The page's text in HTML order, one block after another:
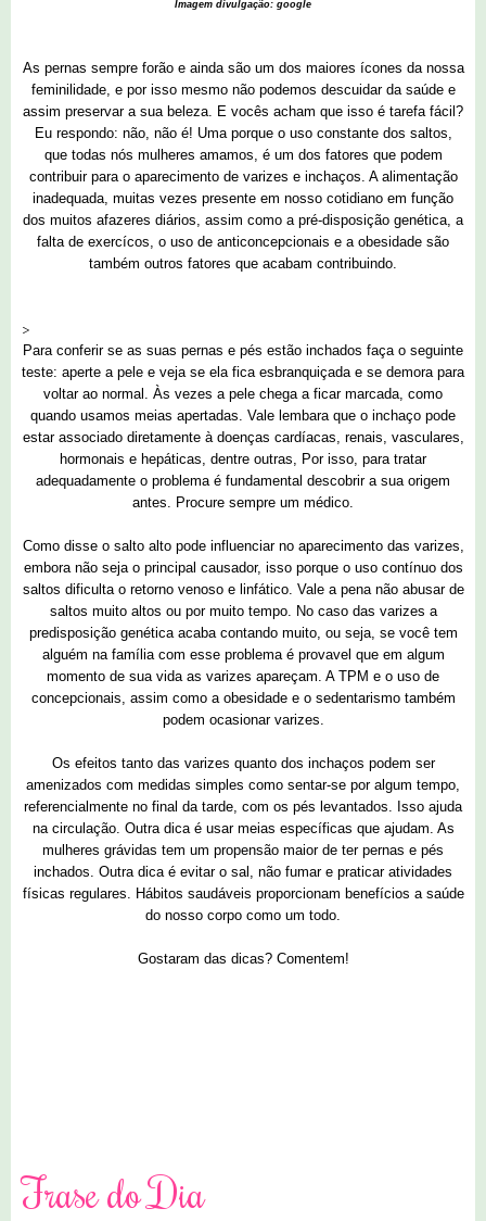
Imagem divulgação: google
As pernas sempre forão e ainda são um dos maiores ícones da nossa
feminilidade, e por isso mesmo não podemos descuidar da saúde e
assim preservar a sua beleza. E vocês acham que isso é tarefa fácil?
Eu respondo: não, não é! Uma porque o uso constante dos saltos,
que todas nós mulheres amamos, é um dos fatores que podem
contribuir para o aparecimento de varizes e inchaços. A alimentação
inadequada, muitas vezes presente em nosso cotidiano em função
dos muitos afazeres diários, assim como a pré-disposição genética, a
falta de exercícos, o uso de anticoncepcionais e a obesidade são
também outros fatores que acabam contribuindo.
>
Para conferir se as suas pernas e pés estão inchados faça o seguinte
teste: aperte a pele e veja se ela fica esbranquiçada e se demora para
voltar ao normal. Às vezes a pele chega a ficar marcada, como
quando usamos meias apertadas. Vale lembara que o inchaço pode
estar associado diretamente à doenças cardíacas, renais, vasculares,
hormonais e hepáticas, dentre outras, Por isso, para tratar
adequadamente o problema é fundamental descobrir a sua origem
antes. Procure sempre um médico.
Como disse o salto alto pode influenciar no aparecimento das varizes,
embora não seja o principal causador, isso porque o uso contínuo dos
saltos dificulta o retorno venoso e linfático. Vale a pena não abusar de
saltos muito altos ou por muito tempo. No caso das varizes a
predisposição genética acaba contando muito, ou seja, se você tem
alguém na família com esse problema é provavel que em algum
momento de sua vida as varizes apareçam. A TPM e o uso de
concepcionais, assim como a obesidade e o sedentarismo também
podem ocasionar varizes.
Os efeitos tanto das varizes quanto dos inchaços podem ser
amenizados com medidas simples como sentar-se por algum tempo,
referencialmente no final da tarde, com os pés levantados. Isso ajuda
na circulação. Outra dica é usar meias específicas que ajudam. As
mulheres grávidas tem um propensão maior de ter pernas e pés
inchados. Outra dica é evitar o sal, não fumar e praticar atividades
físicas regulares. Hábitos saudáveis proporcionam benefícios a saúde
do nosso corpo como um todo.
Gostaram das dicas? Comentem!
Frase do Dia